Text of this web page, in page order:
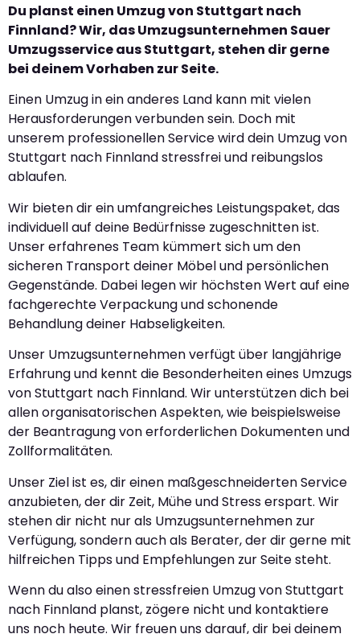
Du planst einen Umzug von Stuttgart nach
Finnland? Wir, das Umzugsunternehmen Sauer
Umzugsservice aus Stuttgart, stehen dir gerne
bei deinem Vorhaben zur Seite.
Einen Umzug in ein anderes Land kann mit vielen
Herausforderungen verbunden sein. Doch mit
unserem professionellen Service wird dein Umzug von
Stuttgart nach Finnland stressfrei und reibungslos
ablaufen.
Wir bieten dir ein umfangreiches Leistungspaket, das
individuell auf deine Bedürfnisse zugeschnitten ist.
Unser erfahrenes Team kümmert sich um den
sicheren Transport deiner Möbel und persönlichen
Gegenstände. Dabei legen wir höchsten Wert auf eine
fachgerechte Verpackung und schonende
Behandlung deiner Habseligkeiten.
Unser Umzugsunternehmen verfügt über langjährige
Erfahrung und kennt die Besonderheiten eines Umzugs
von Stuttgart nach Finnland. Wir unterstützen dich bei
allen organisatorischen Aspekten, wie beispielsweise
der Beantragung von erforderlichen Dokumenten und
Zollformalitäten.
Unser Ziel ist es, dir einen maßgeschneiderten Service
anzubieten, der dir Zeit, Mühe und Stress erspart. Wir
stehen dir nicht nur als Umzugsunternehmen zur
Verfügung, sondern auch als Berater, der dir gerne mit
hilfreichen Tipps und Empfehlungen zur Seite steht.
Wenn du also einen stressfreien Umzug von Stuttgart
nach Finnland planst, zögere nicht und kontaktiere
uns noch heute. Wir freuen uns darauf, dir bei deinem